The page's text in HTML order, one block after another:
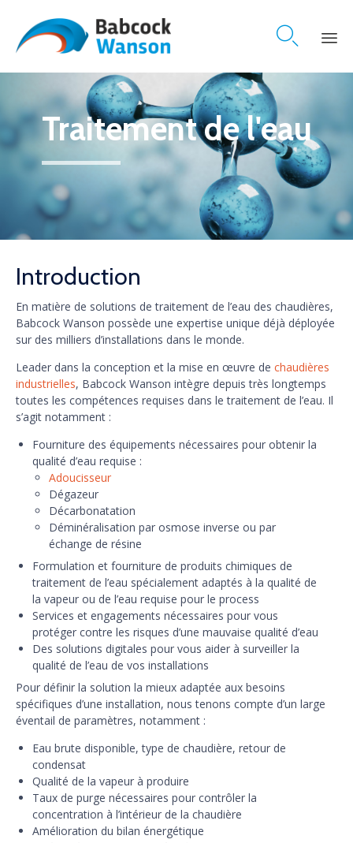

to
content
Traitement de l'eau
Introduction
En matière de solutions de traitement de l’eau des chaudières,
Babcock Wanson possède une expertise unique déjà déployée
sur des milliers d’installations dans le monde.
Leader dans la conception et la mise en œuvre de chaudières
industrielles, Babcock Wanson intègre depuis très longtemps
toutes les compétences requises dans le traitement de l’eau. Il
s’agit notamment :
Fourniture des équipements nécessaires pour obtenir la
qualité d’eau requise :
Adoucisseur
Dégazeur
Décarbonatation
Déminéralisation par osmose inverse ou par
échange de résine
Formulation et fourniture de produits chimiques de
traitement de l’eau spécialement adaptés à la qualité de
la vapeur ou de l’eau requise pour le process
Services et engagements nécessaires pour vous
protéger contre les risques d’une mauvaise qualité d’eau
Des solutions digitales pour vous aider à surveiller la
qualité de l’eau de vos installations
Pour définir la solution la mieux adaptée aux besoins
spécifiques d’une installation, nous tenons compte d’un large
éventail de paramètres, notamment :
Eau brute disponible, type de chaudière, retour de
condensat
Qualité de la vapeur à produire
Taux de purge nécessaires pour contrôler la
concentration à l’intérieur de la chaudière
Amélioration du bilan énergétique